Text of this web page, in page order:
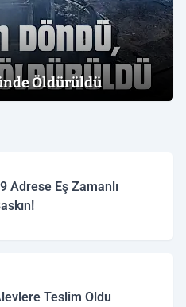
Öldürüldü
Adrese Eş Zamanlı
Teslim Oldu